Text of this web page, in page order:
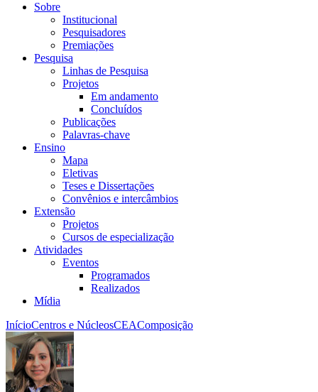
Sobre
Institucional
Pesquisadores
Premiações
Pesquisa
Linhas de Pesquisa
Projetos
Em andamento
Concluídos
Publicações
Palavras-chave
Ensino
Mapa
Eletivas
Teses e Dissertações
Convênios e intercâmbios
Extensão
Projetos
Cursos de especialização
Atividades
Eventos
Programados
Realizados
Mídia
InícioCentros e NúcleosCEAComposição